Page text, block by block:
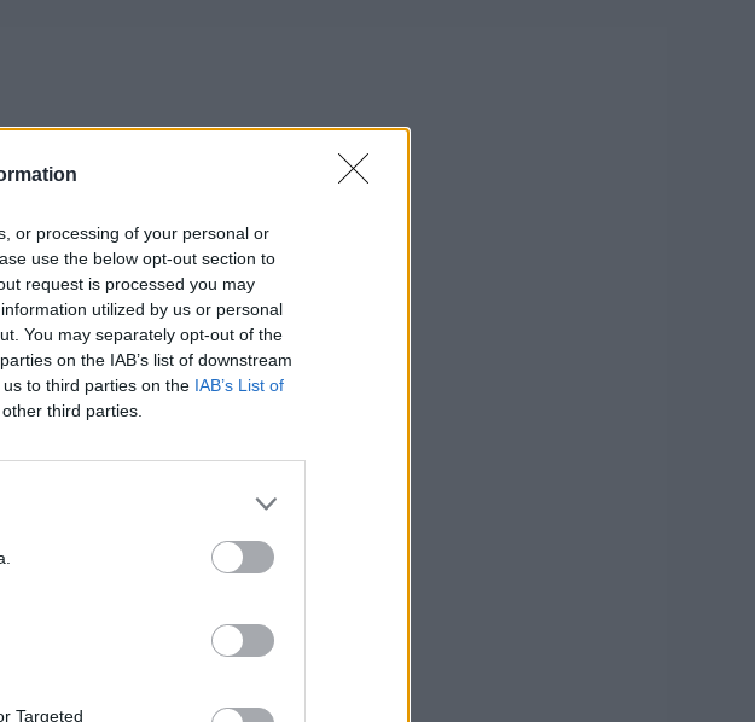
or processing of your personal or
use the below opt-out section to
request is processed you may
utilized by us or personal
You may separately opt-out of the
on the IAB’s list of downstream
to third parties on the IAB’s List of
third parties.
Targeted